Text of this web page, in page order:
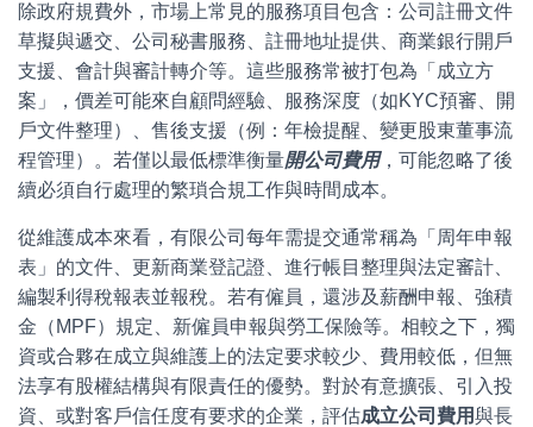
除政府規費外，市場上常見的服務項目包含：公司註冊文件
草擬與遞交、公司秘書服務、註冊地址提供、商業銀行開戶
支援、會計與審計轉介等。這些服務常被打包為「成立方
案」，價差可能來自顧問經驗、服務深度（如KYC預審、開
戶文件整理）、售後支援（例：年檢提醒、變更股東董事流
程管理）。若僅以最低標準衡量開公司費用，可能忽略了後
續必須自行處理的繁瑣合規工作與時間成本。
從維護成本來看，有限公司每年需提交通常稱為「周年申報
表」的文件、更新商業登記證、進行帳目整理與法定審計、
編製利得稅報表並報稅。若有僱員，還涉及薪酬申報、強積
金（MPF）規定、新僱員申報與勞工保險等。相較之下，獨
資或合夥在成立與維護上的法定要求較少、費用較低，但無
法享有股權結構與有限責任的優勢。對於有意擴張、引入投
資、或對客戶信任度有要求的企業，評估成立公司費用與長